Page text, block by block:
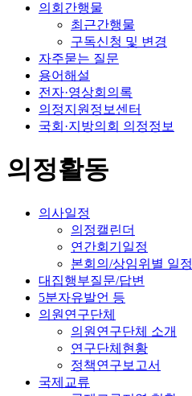
의회간행물
최근간행물
구독신청 및 변경
자주묻는 질문
용어해설
전자·영상회의록
의정지원정보센터
국회·지방의회 의정정보
의정활동
의사일정
의정캘린더
연간회기일정
본회의/상임위별 일정
대집행부질문/답변
5분자유발언 등
의원연구단체
의원연구단체 소개
연구단체현황
정책연구보고서
국제교류